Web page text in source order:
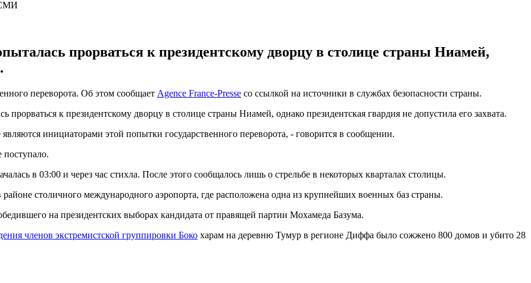
прорваться к президентскому дворцу в столице страны Ниамей,
переворота. Об этом сообщает Agence France-Presse со ссылкой на источники в службах безопасности страны.
к президентскому дворцу в столице страны Ниамей, однако президентская гвардия не допустила его захвата.
инициаторами этой попытки государственного переворота, - говорится в сообщении.
в 03:00 и через час стихла. После этого сообщалось лишь о стрельбе в некоторых кварталах столицы.
столичного международного аэропорта, где расположена одна из крупнейших военных баз страны.
на президентских выборах кандидата от правящей партии Мохамеда Базума.
членов экстремистской группировки Боко харам на деревню Тумур в регионе Диффа было сожжено 800 домов и убито 28